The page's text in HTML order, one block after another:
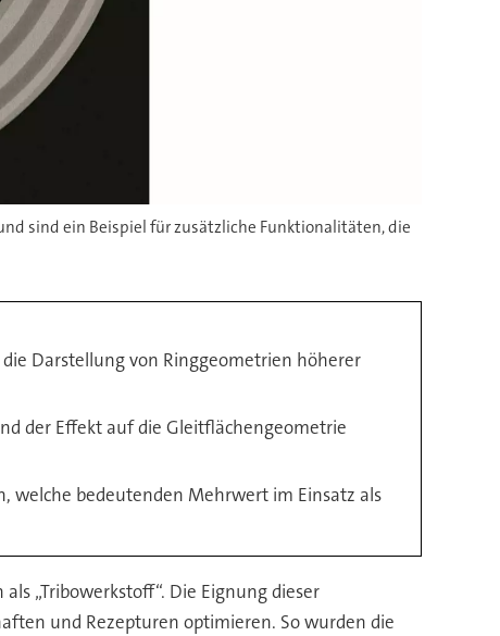
sind ein Beispiel für zusätzliche Funktionalitäten, die
Darstellung von Ringgeometrien höherer
der Effekt auf die Gleitflächengeometrie
welche bedeutenden Mehrwert im Einsatz als
„Tribowerkstoff“. Die Eignung dieser
und Rezepturen optimieren. So wurden die